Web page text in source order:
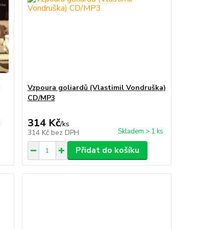
Vzpoura goliardů (Vlastimil Vondruška)
CD/MP3
314 Kč/ks
314 Kč bez DPH Skladem > 1 ks
Přidat do košíku